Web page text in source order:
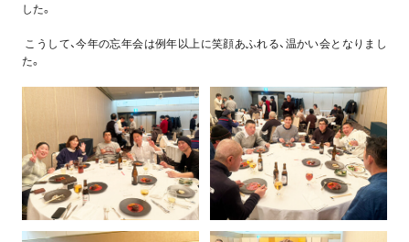
した。
こうして、今年の忘年会は例年以上に笑顔あふれる、温かい会となりまし
た。